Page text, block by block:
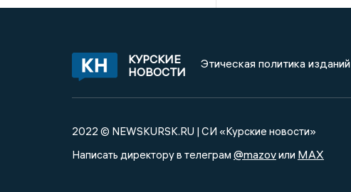
КУРСКИЕ
НОВОСТИ
Этическая политика изданий
2022 © NEWSKURSK.RU | СИ «Курские новости»
Написать директору в телеграм @mazovили MAX